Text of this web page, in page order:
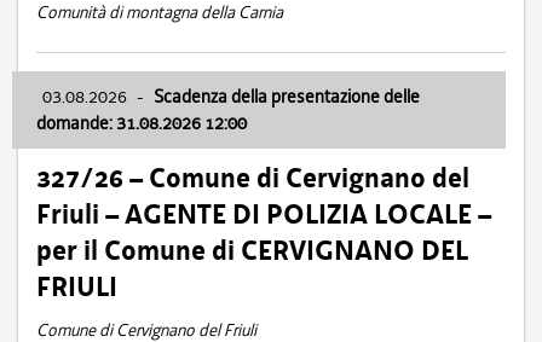
Comunità di montagna della Carnia
03.08.2026 - Scadenza della presentazione delle
domande: 31.08.2026 12:00
327/26 – Comune di Cervignano del
Friuli – AGENTE DI POLIZIA LOCALE –
per il Comune di CERVIGNANO DEL
FRIULI
Comune di Cervignano del Friuli